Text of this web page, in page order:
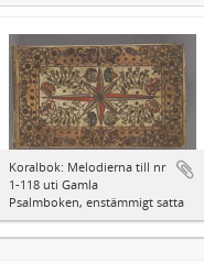
Koralbok: Melodierna till nr
1-118 uti Gamla
Psalmboken, enstämmigt satta